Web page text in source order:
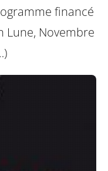
financé
Lune, Novembre